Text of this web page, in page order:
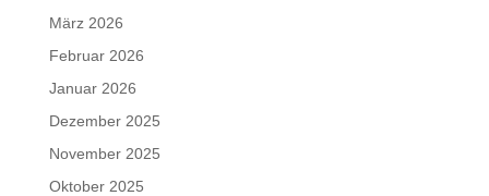
März 2026
Februar 2026
Januar 2026
Dezember 2025
November 2025
Oktober 2025